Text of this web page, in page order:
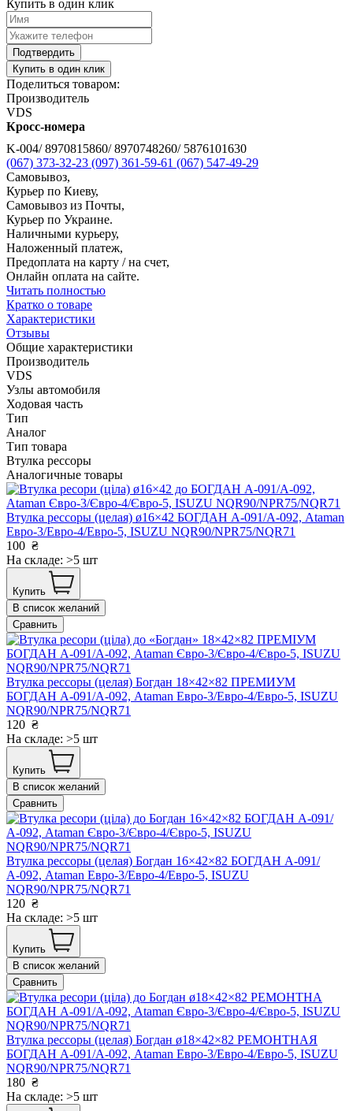
Купить в один клик
Подтвердить
Купить в один клик
Поделиться товаром:
Производитель
VDS
Кросс-номера
K-004/ 8970815860/ 8970748260/ 5876101630
(067) 373-32-23 (097) 361-59-61 (067) 547-49-29
Самовывоз,
Курьер по Киеву,
Самовывоз из Почты,
Курьер по Украине.
Наличными курьеру,
Наложенный платеж,
Предоплата на карту / на счет,
Онлайн оплата на сайте.
Читать полностью
Кратко о товаре
Характеристики
Отзывы
Общие характеристики
Производитель
VDS
Узлы автомобиля
Ходовая часть
Тип
Аналог
Тип товара
Втулка рессоры
Аналогичные товары
Втулка рессоры (целая) ø16×42 БОГДАН А-091/А-092, Ataman
Евро-3/Евро-4/Евро-5, ISUZU NQR90/NPR75/NQR71
100 ₴
На складе: >5 шт
Купить
В список желаний
Сравнить
Втулка рессоры (целая) Богдан 18×42×82 ПРЕМИУМ
БОГДАН А-091/А-092, Ataman Евро-3/Евро-4/Евро-5, ISUZU
NQR90/NPR75/NQR71
120 ₴
На складе: >5 шт
Купить
В список желаний
Сравнить
Втулка рессоры (целая) Богдан 16×42×82 БОГДАН А-091/
А-092, Ataman Евро-3/Евро-4/Евро-5, ISUZU
NQR90/NPR75/NQR71
120 ₴
На складе: >5 шт
Купить
В список желаний
Сравнить
Втулка рессоры (целая) Богдан ø18×42×82 РЕМОНТНАЯ
БОГДАН А-091/А-092, Ataman Евро-3/Евро-4/Евро-5, ISUZU
NQR90/NPR75/NQR71
180 ₴
На складе: >5 шт